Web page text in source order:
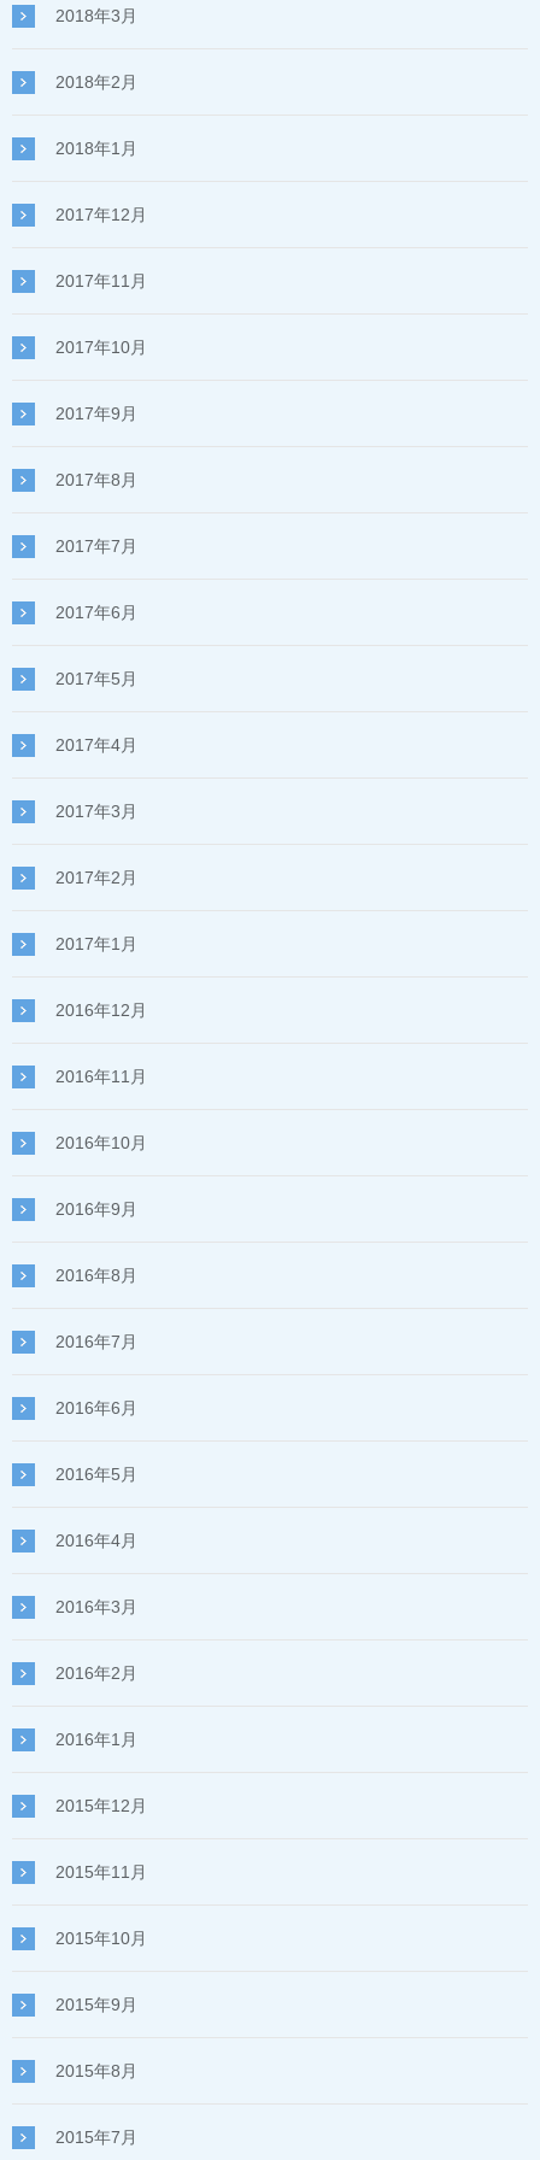
2018年3月
2018年2月
2018年1月
2017年12月
2017年11月
2017年10月
2017年9月
2017年8月
2017年7月
2017年6月
2017年5月
2017年4月
2017年3月
2017年2月
2017年1月
2016年12月
2016年11月
2016年10月
2016年9月
2016年8月
2016年7月
2016年6月
2016年5月
2016年4月
2016年3月
2016年2月
2016年1月
2015年12月
2015年11月
2015年10月
2015年9月
2015年8月
2015年7月